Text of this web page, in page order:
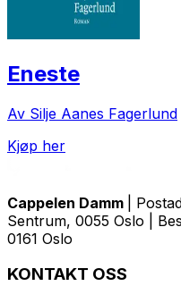
Eneste
Av Silje Aanes Fagerlund
Kjøp her
Cappelen Damm
|
Sentrum, 0055 Oslo |
0161 Oslo
KONTAKT OSS